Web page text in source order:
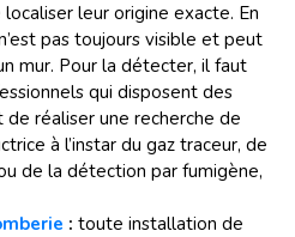
leur origine exacte. En
pas toujours visible et peut
mur. Pour la détecter, il faut
qui disposent des
réaliser une recherche de
à l’instar du gaz traceur, de
de la détection par fumigène,
: toute installation de